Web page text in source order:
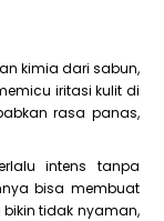
kimia dari sabun,
iritasi kulit di
rasa panas,
intens tanpa
bisa membuat
tidak nyaman,